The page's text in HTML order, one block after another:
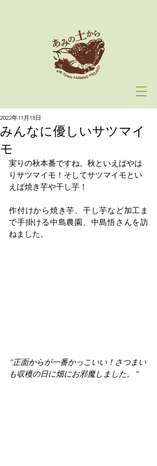
みんなに優しいサツマイ
モ
2022年11月18日
実りの秋本番ですね。秋といえばやは
りサツマイモ！そしてサツマイモとい
えば焼き芋や干し芋！
作付けから焼き芋、干し芋など加工ま
で手掛ける中島農園、中島悟さんを訪
ねました。
“正面からが一番かっこいい！さつまい
も収穫の日に畑にお邪魔しました。”